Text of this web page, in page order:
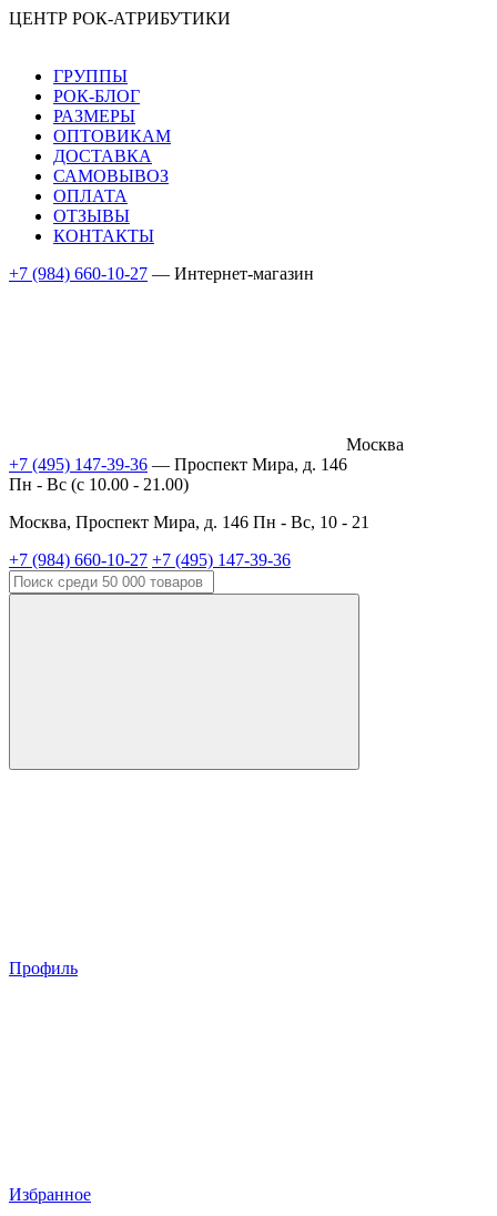
ЦЕНТР РОК-АТРИБУТИКИ
ГРУППЫ
РОК-БЛОГ
РАЗМЕРЫ
ОПТОВИКАМ
ДОСТАВКА
САМОВЫВОЗ
ОПЛАТА
ОТЗЫВЫ
КОНТАКТЫ
+7 (984) 660-10-27 — Интернет-магазин
Москва
+7 (495) 147-39-36 — Проспект Мира, д. 146
Пн - Вс (c 10.00 - 21.00)
Москва, Проспект Мира, д. 146 Пн - Вс, 10 - 21
+7 (984) 660-10-27 +7 (495) 147-39-36
Профиль
Избранное